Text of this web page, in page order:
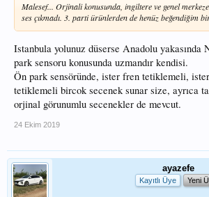
Malesef... Orjinali konusunda, ingiltere ve genel
ses çıkmadı. 3. parti ürünlerden de henüz beğendiğim
Istanbula yolunuz düserse Anadolu yakasında
park sensoru konusunda uzmandır kendisi.
Ön park sensöründe, ister fren tetiklemeli,
tetiklemeli bircok secenek sunar size, ayrıca
orjinal görunumlu secenekler de mevcut.
24 Ekim 2019
ayazefe
Kayıtlı Üye Yeni